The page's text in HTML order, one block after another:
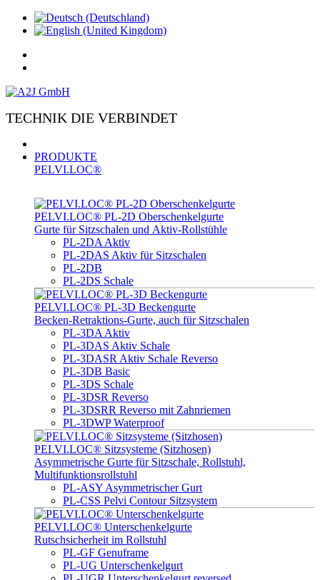
TECHNIK DIE VERBINDET
PRODUKTE
PELVI.LOC®
PELVI.LOC® PL-­2D Oberschenkelgurte
Gurte für Sitzschalen und Aktiv-Rollstühle
PL-2DA Aktiv
PL-2DAS Aktiv für Sitzschalen
PL-2DB
PL-2DS Schale
PELVI.LOC® PL-3D Beckengurte
Becken-Retraktions-Gurte, auch für Sitzschalen
PL-3DA Aktiv
PL-3DAS Aktiv Schale
PL-3DASR Aktiv Schale Reverso
PL-3DB Basic
PL-3DS Schale
PL-3DSR Reverso
PL-3DSRR Reverso mit Zahnriemen
PL-3DWP Waterproof
PELVI.LOC® Sitzsysteme (Sitzhosen)
Asymmetrische Gurte für Sitzschale, Rollstuhl,
Multifunktionsrollstuhl
PL-ASY Asymmetrischer Gurt
PL-CSS Pelvi Contour Sitzsystem
PELVI.LOC® Unterschenkelgurte
Rutschsicherheit im Rollstuhl
PL-GF Genuframe
PL-UG Unterschenkelgurt